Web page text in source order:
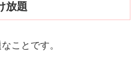
放題
ことです。